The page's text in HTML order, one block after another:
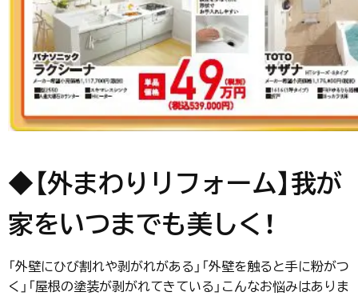
◆【外まわりリフォーム】我が
家をいつまでも美しく！
「外壁にひび割れや剥がれがある」「外壁を触ると手に粉がつ
く」「屋根の塗装が剥がれてきている」こんなお悩みはありま